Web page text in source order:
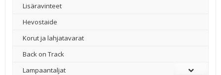
Lisäravinteet
Hevostaide
Korut ja lahjatavarat
Back on Track
Lampaantaljat